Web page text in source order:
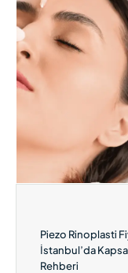
Piezo Rinoplasti
İstanbul’da
Rehberi